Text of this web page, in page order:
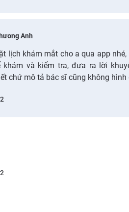
Anh
lịch khám mắt cho a qua app
khám và kiểm tra, đưa ra lời
chứ mô tả bác sĩ cũng không